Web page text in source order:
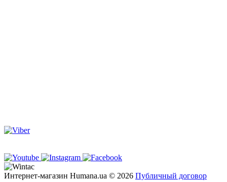
Интернет-магазин Humana.ua © 2026 Публичный договор